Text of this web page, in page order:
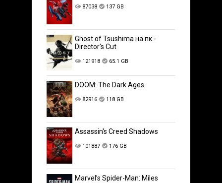
87038 137 GB
Ghost of Tsushima на пк -
Director's Cut
121918 65.1 GB
DOOM: The Dark Ages
82916 118 GB
Assassin's Creed Shadows
101887 176 GB
Marvel’s Spider-Man: Miles